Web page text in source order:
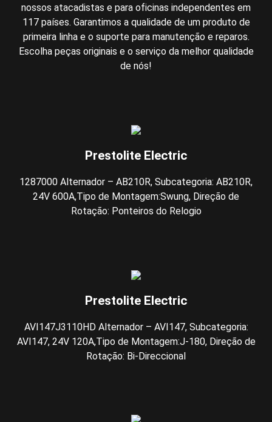
nossos atacadistas e para oficinas independentes em
117 países. Garantimos a qualidade de um produto de
primeira linha e o suporte para manutenção e reparos.
Escolha peças originais e o serviço da melhor qualidade
de nós!
Prestolite Electric
1287000 Alternador – AB210R, Subcategoria: AB210R,
24V 600A,Tipo de Montagem:Swung, Direção de
Rotação: Ponteiros do Relogio
Prestolite Electric
AVI147J3110HD Alternador – AVI147, Subcategoria:
AVI147, 24V 120A,Tipo de Montagem:J-180, Direção de
Rotação: Bi-Direccional